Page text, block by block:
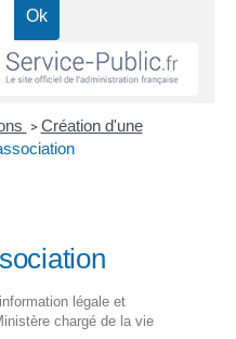
> Création d'une
légale et
chargé de la vie